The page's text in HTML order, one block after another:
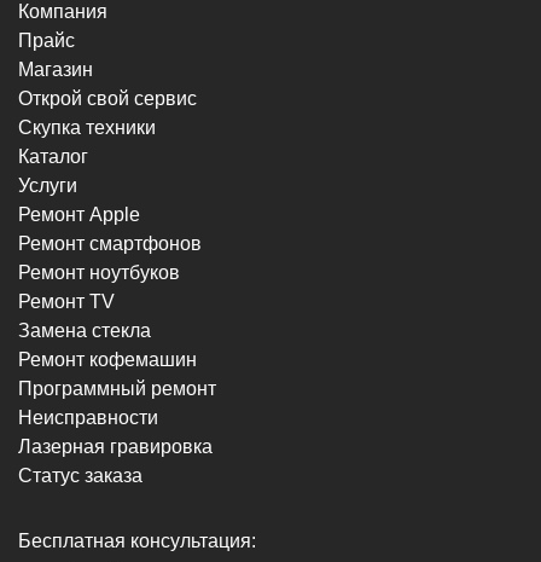
8 (964) 914-44-74
г. Новороссийск, пр-кт Ленина, 107
8 (964) 914-44-74
г. Новороссийск, ул. Героев Десантников,
8 (964) 914-44-74(с 9:00 до 20:00)
Компания
Прайс
Магазин
Открой свой сервис
Скупка техники
Каталог
Услуги
Ремонт Apple
Ремонт смартфонов
Ремонт ноутбуков
Ремонт TV
Замена стекла
Ремонт кофемашин
Программный ремонт
Неисправности
Лазерная гравировка
Статус заказа
Бесплатная консультация: